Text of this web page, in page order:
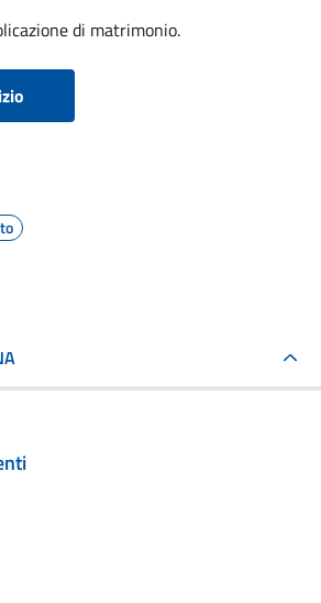
di matrimonio.